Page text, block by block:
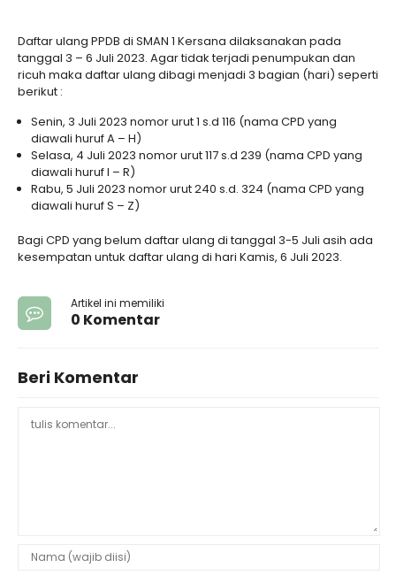
Daftar ulang PPDB di SMAN 1 Kersana dilaksanakan pada
tanggal 3 – 6 Juli 2023. Agar tidak terjadi penumpukan dan
ricuh maka daftar ulang dibagi menjadi 3 bagian (hari) seperti
berikut :
Senin, 3 Juli 2023 nomor urut 1 s.d 116 (nama CPD yang
diawali huruf A – H)
Selasa, 4 Juli 2023 nomor urut 117 s.d 239 (nama CPD yang
diawali huruf I – R)
Rabu, 5 Juli 2023 nomor urut 240 s.d. 324 (nama CPD yang
diawali huruf S – Z)
Bagi CPD yang belum daftar ulang di tanggal 3-5 Juli asih ada
kesempatan untuk daftar ulang di hari Kamis, 6 Juli 2023.
Artikel ini memiliki
0 Komentar
Beri Komentar